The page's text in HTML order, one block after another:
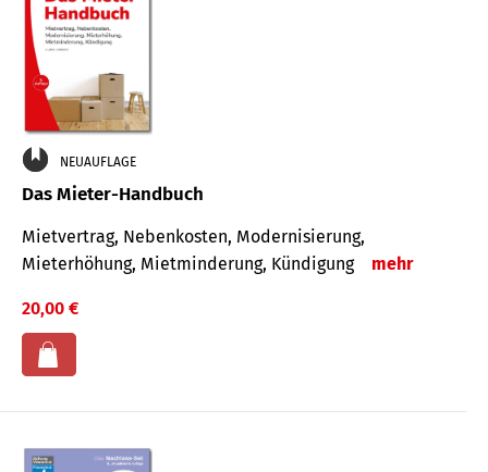
NEUAUFLAGE
Das Mieter-Handbuch
Mietvertrag, Nebenkosten, Modernisierung,
Mieterhöhung, Mietminderung, Kündigung
mehr
20,00 €